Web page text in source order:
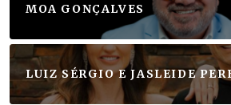
MOA GONÇALVES
LUIZ SÉRGIO E JASLEIDE